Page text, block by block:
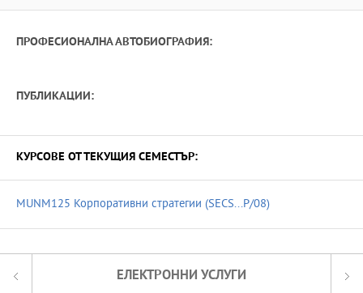
ПРОФЕСИОНАЛНА АВТОБИОГРАФИЯ:
ПУБЛИКАЦИИ:
КУРСОВЕ ОТ ТЕКУЩИЯ СЕМЕСТЪР:
MUNM125 Корпоративни стратегии (SECS...P/08)
ЕЛЕКТРОННИ УСЛУГИ